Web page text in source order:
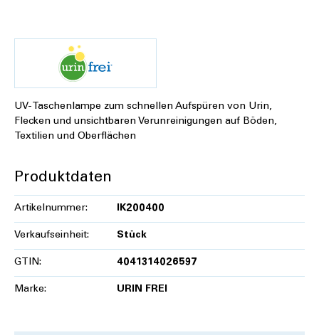
®
UV-Taschenlampe zum schnellen Aufspüren von Urin,
Flecken und unsichtbaren Verunreinigungen auf Böden,
Textilien und Oberflächen
Produktdaten
Artikelnummer: IK200400
Verkaufseinheit: Stück
GTIN: 4041314026597
Marke: URIN FREI